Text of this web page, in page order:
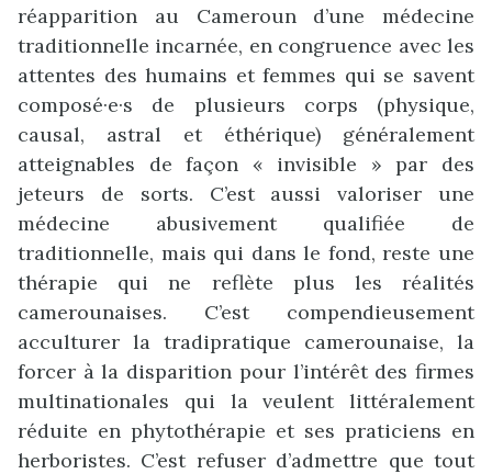
réapparition au Cameroun d’une médecine
traditionnelle incarnée, en congruence avec les
attentes des humains et femmes qui se savent
composé·e·s de plusieurs corps (physique,
causal, astral et éthérique) généralement
atteignables de façon « invisible » par des
jeteurs de sorts. C’est aussi valoriser une
médecine abusivement qualifiée de
traditionnelle, mais qui dans le fond, reste une
thérapie qui ne reflète plus les réalités
camerounaises. C’est compendieusement
acculturer la tradipratique camerounaise, la
forcer à la disparition pour l’intérêt des firmes
multinationales qui la veulent littéralement
réduite en phytothérapie et ses praticiens en
herboristes. C’est refuser d’admettre que tout